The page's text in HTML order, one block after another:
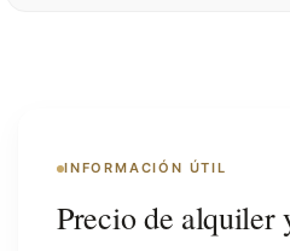
INFORMACIÓN ÚTIL
Precio de alquiler